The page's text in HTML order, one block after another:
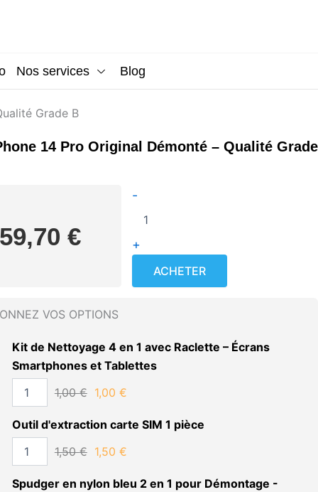
Nos services Blog
Grade B
14 Pro Original Démonté – Qualité Grade
€
-
Écran
14
Original
Démonté
B
+
ACHETER
VOS OPTIONS
Kit de Nettoyage 4 en 1 avec Raclette – Écrans
Smartphones et Tablettes
1,00€ 1,00 €
Outil d'extraction carte SIM 1 pièce
1,50€ 1,50 €
Spudger en nylon bleu 2 en 1 pour Démontage -